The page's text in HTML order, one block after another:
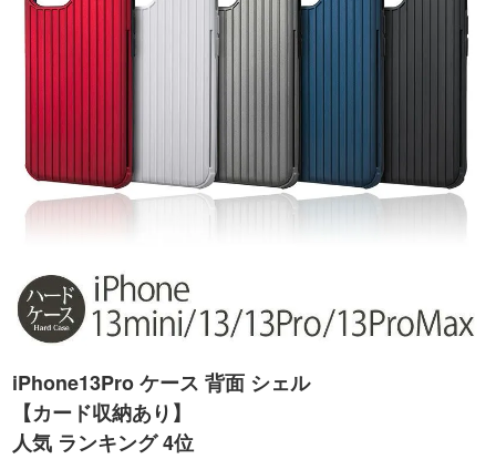
iPhone13Pro ケース 背面 シェル
【カード収納あり】
人気 ランキング 4位